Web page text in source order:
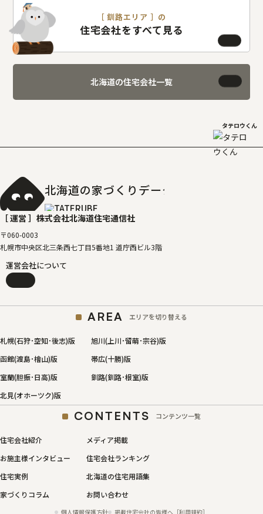
［ 釧路エリア ］の
住宅会社をすべて見る
北海道の住宅会社一覧
タテロウくん
北海道の家づくりデータベース
［ 運営 ］ 株式会社北海道住宅通信社
〒060-0003
札幌市中央区北三条西七丁目5番地1 道庁西ビル3階
運営会社について
AREA エリアを切り替える
札幌(石狩･空知･後志)版
旭川(上川･留萌･宗谷)版
函館(渡島･檜山)版
帯広(十勝)版
室蘭(胆振･日高)版
釧路(釧路･根室)版
北見(オホーツク)版
CONTENTS コンテンツ一覧
住宅会社紹介
メディア掲載
お施主様インタビュー
住宅会社ランキング
住宅実例
北海道の住宅用語集
家づくりコラム
お問い合わせ
個人情報保護方針 掲載住宅会社の皆様へ［利用規約］